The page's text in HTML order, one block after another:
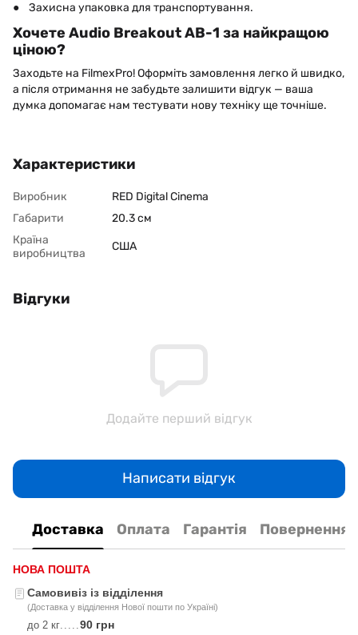
● Захисна упаковка для транспортування.
Хочете Audio Breakout AB-1 за найкращою
ціною?
Заходьте на FilmexPro! Оформіть замовлення легко й швидко,
а після отримання не забудьте залишити відгук — ваша
думка допомагає нам тестувати нову техніку ще точніше.
Характеристики
Виробник
RED Digital Cinema
Габарити
20.3 см
Країна
виробництва
США
Відгуки
Додайте перший відгук
Написати відгук
Доставка Оплата Гарантія Повернення
НОВА ПОШТА
Самовивіз із відділення
(Доставка у відділення Нової пошти по Україні)
до 2 кг 90 грн